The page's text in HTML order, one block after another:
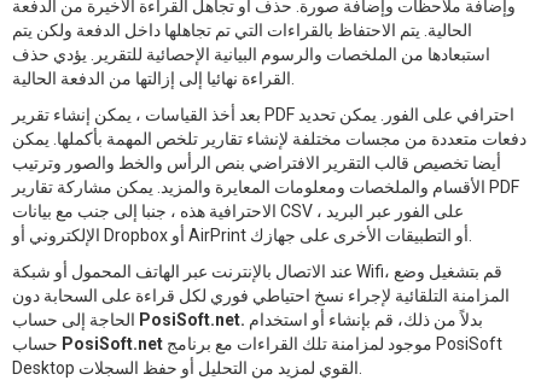
وإضافة ملاحظات وإضافة صورة. حذف أو تجاهل القراءة الأخيرة من الدفعة
الحالية. يتم الاحتفاظ بالقراءات التي تم تجاهلها داخل الدفعة ولكن يتم
استبعادها من الملخصات والرسوم البيانية الإحصائية للتقرير. يؤدي حذف
بعد أخذ القياسات ، يمكن إنشاء تقرير PDF احترافي على الفور. يمكن تحديد
دفعات متعددة من مجسات مختلفة لإنشاء تقارير تلخص المهمة بأكملها. يمكن
أيضا تخصيص قالب التقرير الافتراضي بنص الرأس والخط والصور وترتيب
الأقسام والملخصات ومعلومات المعايرة والمزيد. يمكن مشاركة تقارير PDF
الاحترافية هذه ، جنبا إلى جنب مع بيانات CSV ، على الفور عبر البريد
عند الاتصال بالإنترنت عبر الهاتف المحمول أو شبكة Wifi، قم بتشغيل وضع
المزامنة التلقائية لإجراء نسخ احتياطي فوري لكل قراءة على السحابة دون
PosiSoft.net.
PosiSoft.net